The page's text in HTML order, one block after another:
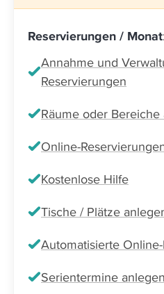
Reservierungen / Monat
Annahme und
Reservierungen
Räume oder Bereiche
Online-
Kostenlose Hilfe
Tische / Plätze
Automatisierte
Serientermine